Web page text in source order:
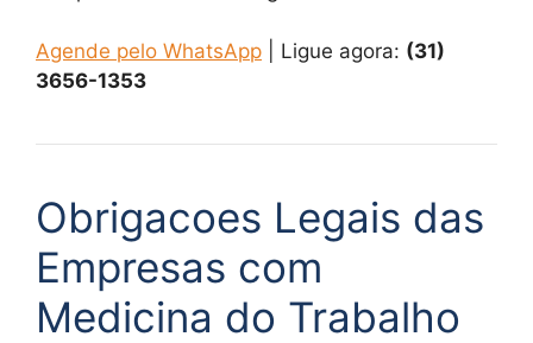
Agende pelo WhatsApp | Ligue agora: (31)
3656-1353
Obrigacoes Legais das
Empresas com
Medicina do Trabalho